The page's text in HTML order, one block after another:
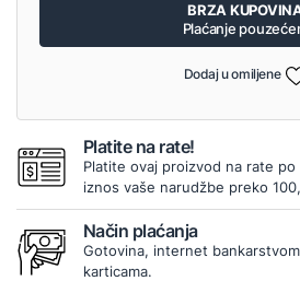
BRZA
Plaćanje
Dodaj u omiljene
Platite na rate!
Platite ovaj proizvod na rate
iznos vaše narudžbe preko
Način plaćanja
Gotovina, internet
karticama.